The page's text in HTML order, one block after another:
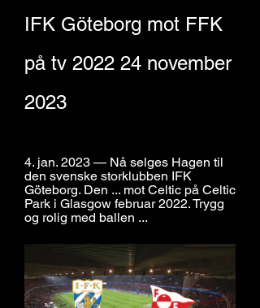
IFK Göteborg mot FFK
på tv 2022 24 november
2023
4. jan. 2023 — Nå selges Hagen til
den svenske storklubben IFK
Göteborg. Den ... mot Celtic på Celtic
Park i Glasgow februar 2022. Trygg
og rolig med ballen ...